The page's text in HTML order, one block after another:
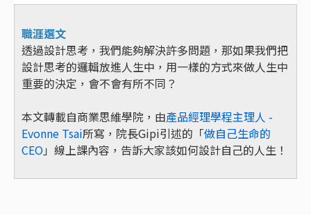
職涯選文
透過設計思考，我們能夠解決許多問題，那如果我們把
設計思考的邏輯放進人生中，用一樣的方式來做人生中
重要的決定，會不會有所不同？
本文轉載自商業思維學院，由產品經理學程主理人 -
Evonne Tsai所寫，院長Gipi引述的「做自己生命的
CEO 」線上課內容，告訴大家該如何設計自己的人生！